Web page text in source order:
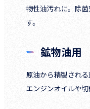
物性油汚れに。除
す。
鉱物油用
原油から精製される
エンジンオイルや切